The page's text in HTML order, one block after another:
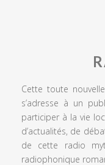
Cette toute
s’adresse à un
participer à la vie
d’actualités, de
de cette radio
radiophonique